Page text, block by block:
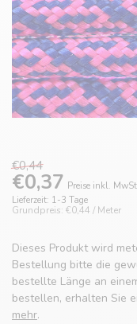
€0,44
€0,37 Preise inkl.
Lieferzeit: 1-3 Tage
Grundpreis: €0,44 / Meter
Dieses Produkt wird
Bestellung bitte die
bestellte Länge an
bestellen, erhalten Sie
mehr.